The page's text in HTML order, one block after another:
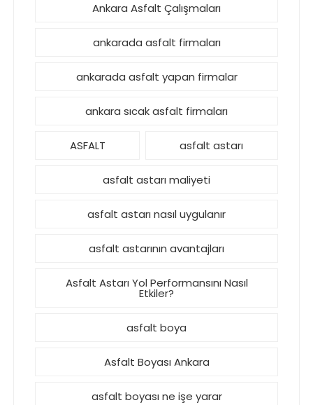
Ankara Asfalt Çalışmaları
ankarada asfalt firmaları
ankarada asfalt yapan firmalar
ankara sıcak asfalt firmaları
ASFALT asfalt astarı
asfalt astarı maliyeti
asfalt astarı nasıl uygulanır
asfalt astarının avantajları
Asfalt Astarı Yol Performansını Nasıl
Etkiler?
asfalt boya
Asfalt Boyası Ankara
asfalt boyası ne işe yarar